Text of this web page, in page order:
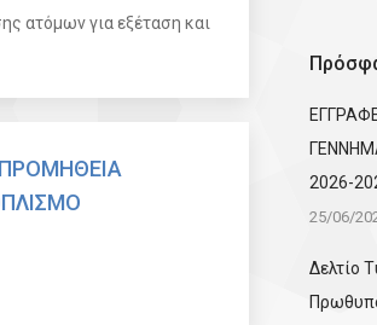
ατόμων για εξέταση και
2026-
25/06/
Δελτίο